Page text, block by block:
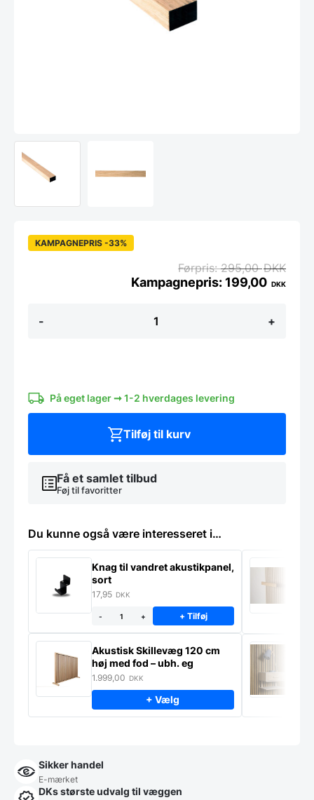
-
Passer
til
+
KAMPAGNEPRIS -33%
295,00DKK
199,00 DKK
På eget lager ➞ 1-2 hverdages levering
Få et samlet tilbud
Føj til favoritter
Tilføj til kurv
Du kunne også være interesseret i…
Knag til vandret akustikpanel,
sort
17,95 DKK
- + + Tilføj
Akustisk Skillevæg 120 cm
høj med fod – ubh. eg
1.999,00 DKK
+ Vælg
Sikker handel
E-mærket
DKs største udvalg til væggen